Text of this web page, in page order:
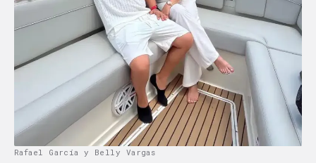
Rafael García y Belly Vargas